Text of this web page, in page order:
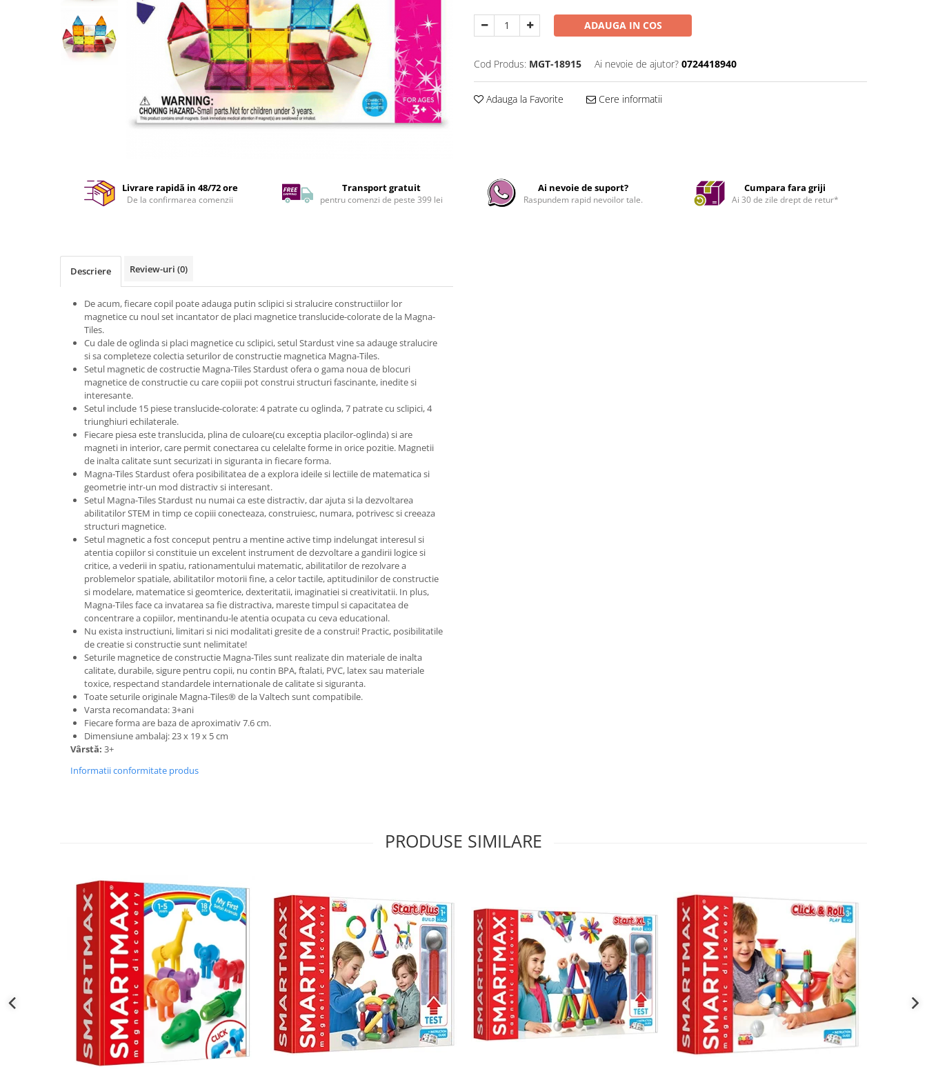
ADAUGA IN COS
Cod Produs: MGT-18915 Ai nevoie de ajutor? 0724418940
Adauga la Favorite Cere informatii
Livrare rapidă in 48/72 ore
De la confirmarea comenzii
Transport gratuit
pentru comenzi de peste 399 lei
Ai nevoie de suport?
Raspundem rapid nevoilor tale.
Cumpara fara griji
Ai 30 de zile drept de retur*
Descriere Review-uri (0)
De acum, fiecare copil poate adauga putin sclipici si stralucire constructiilor lor
magnetice cu noul set incantator de placi magnetice translucide-colorate de la Magna-
Tiles.
Cu dale de oglinda si placi magnetice cu sclipici, setul Stardust vine sa adauge stralucire
si sa completeze colectia seturilor de constructie magnetica Magna-Tiles.
Setul magnetic de costructie Magna-Tiles Stardust ofera o gama noua de blocuri
magnetice de constructie cu care copiii pot construi structuri fascinante, inedite si
interesante.
Setul include 15 piese translucide-colorate: 4 patrate cu oglinda, 7 patrate cu sclipici, 4
triunghiuri echilaterale.
Fiecare piesa este translucida, plina de culoare(cu exceptia placilor-oglinda) si are
magneti in interior, care permit conectarea cu celelalte forme in orice pozitie. Magnetii
de inalta calitate sunt securizati in siguranta in fiecare forma.
Magna-Tiles Stardust ofera posibilitatea de a explora ideile si lectiile de matematica si
geometrie intr-un mod distractiv si interesant.
Setul Magna-Tiles Stardust nu numai ca este distractiv, dar ajuta si la dezvoltarea
abilitatilor STEM in timp ce copiii conecteaza, construiesc, numara, potrivesc si creeaza
structuri magnetice.
Setul magnetic a fost conceput pentru a mentine active timp indelungat interesul si
atentia copiilor si constituie un excelent instrument de dezvoltare a gandirii logice si
critice, a vederii in spatiu, rationamentului matematic, abilitatilor de rezolvare a
problemelor spatiale, abilitatilor motorii fine, a celor tactile, aptitudinilor de constructie
si modelare, matematice si geomterice, dexteritatii, imaginatiei si creativitatii. In plus,
Magna-Tiles face ca invatarea sa fie distractiva, mareste timpul si capacitatea de
concentrare a copiilor, mentinandu-le atentia ocupata cu ceva educational.
Nu exista instructiuni, limitari si nici modalitati gresite de a construi! Practic, posibilitatile
de creatie si constructie sunt nelimitate!
Seturile magnetice de constructie Magna-Tiles sunt realizate din materiale de inalta
calitate, durabile, sigure pentru copii, nu contin BPA, ftalati, PVC, latex sau materiale
toxice, respectand standardele internationale de calitate si siguranta.
Toate seturile originale Magna-Tiles® de la Valtech sunt compatibile.
Varsta recomandata: 3+ani
Fiecare forma are baza de aproximativ 7.6 cm.
Dimensiune ambalaj: 23 x 19 x 5 cm
Vârstă: 3+
Informatii conformitate produs
PRODUSE SIMILARE